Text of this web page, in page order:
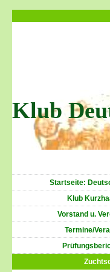
Klub
Startseite:
Klub
Vorstand u.
Termine/